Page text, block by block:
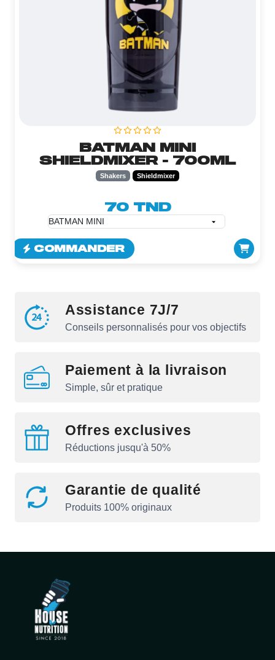
BATMAN MINI
SHIELDMIXER - 700ML
Shakers Shieldmixer
70 TND
COMMANDER
Assistance 7J/7
Conseils personnalisés pour vos objectifs
Paiement à la livraison
Simple, sûr et pratique
Offres exclusives
Réductions jusqu'à 50%
Garantie de qualité
Produits 100% originaux